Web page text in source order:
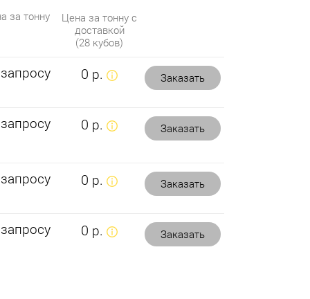
за тонну
Цена за тонну с
доставкой
(28 кубов)
0 р. Заказать
0 р. Заказать
0 р. Заказать
0 р. Заказать